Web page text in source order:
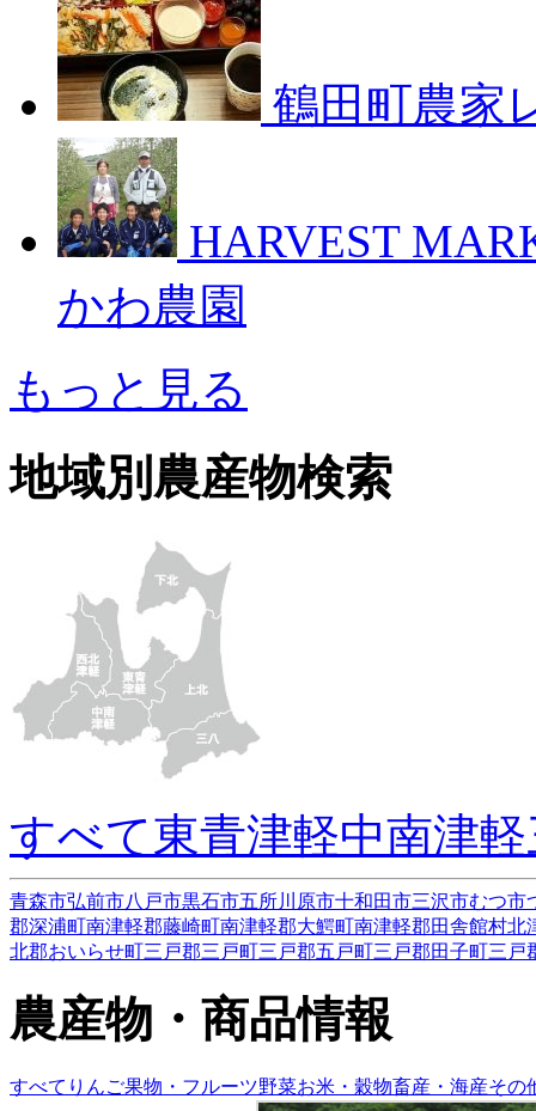
鶴田町農家
HARVEST
かわ農園
もっと見る
地域別農産物検索
すべて東青津軽中南津軽
青森市弘前市八戸市黒石市五所川原市十和田市三沢市むつ市
郡深浦町南津軽郡藤崎町南津軽郡大鰐町南津軽郡田舎館村北
北郡おいらせ町三戸郡三戸町三戸郡五戸町三戸郡田子町三戸
農産物・商品情報
すべて りんご果物・フルーツ野菜お米・穀物畜産・海産その